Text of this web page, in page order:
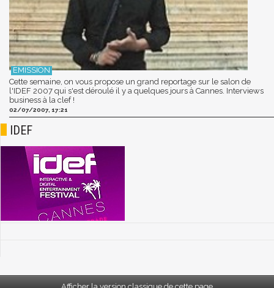
Cette semaine, on vous propose un grand reportage sur le salon de
l'IDEF 2007 qui s'est déroulé il y a quelques jours à Cannes. Interviews
business à la clef !
02/07/2007, 17:21
IDEF